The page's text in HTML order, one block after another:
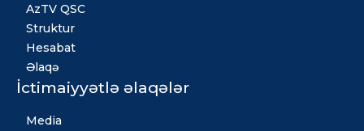
AzTV QSC
Struktur
Hesabat
Əlaqə
İctimaiyyətlə əlaqələr
Media